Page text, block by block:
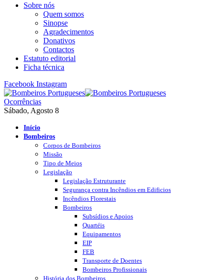
Sobre nós
Quem somos
Sinopse
Agradecimentos
Donativos
Contactos
Estatuto editorial
Ficha técnica
Facebook Instagram
Ocorrências
Sábado, Agosto 8
Início
Bombeiros
Corpos de Bombeiros
Missão
Tipo de Meios
Legislação
Legislação Estruturante
Segurança contra Incêndios em Edificios
Incêndios Florestais
Bombeiros
Subsídios e Apoios
Quartéis
Equipamentos
EIP
FEB
Transporte de Doentes
Bombeiros Profissionais
História dos Bombeiros